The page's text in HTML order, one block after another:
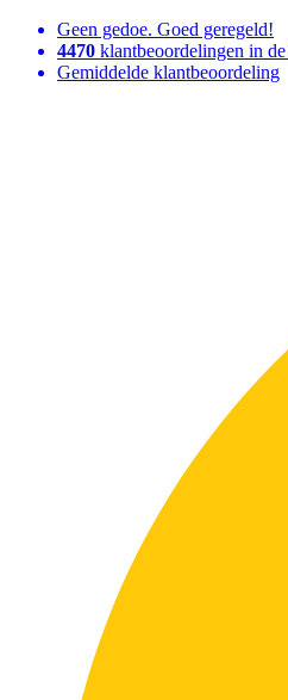
Geen gedoe. Goed geregeld!
4470 klantbeoordelingen in de
Gemiddelde klantbeoordeling